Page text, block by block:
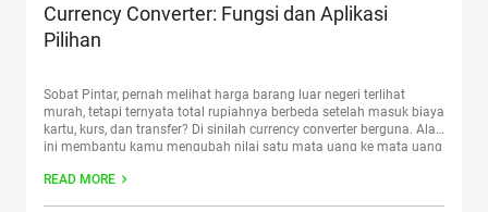
Currency Converter: Fungsi dan Aplikasi
Pilihan
Sobat Pintar, pernah melihat harga barang luar negeri terlihat
murah, tetapi ternyata total rupiahnya berbeda setelah masuk biaya
kartu, kurs, dan transfer? Di sinilah currency converter berguna. Alat
ini membantu kamu mengubah nilai satu mata uang ke mata uang
fungsi currency converter, perbedaannya dari penyedia transaksi,
READ MORE